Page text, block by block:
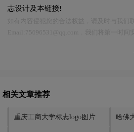
志设计及本链接!
相关文章推荐
重庆工商大学标志logo图片 哈佛